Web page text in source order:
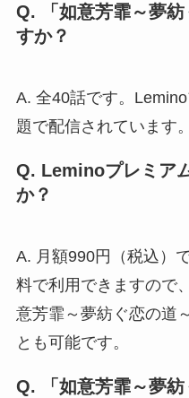
Q. 「如意芳霏～夢
すか？
A. 全40話です。
題で配信されています。
Q. Leminoプレミア
か？
A. 月額990円（税込）
料で利用できますので
意芳霏～夢紡ぐ恋の道
とも可能です。
Q. 「如意芳霏～夢